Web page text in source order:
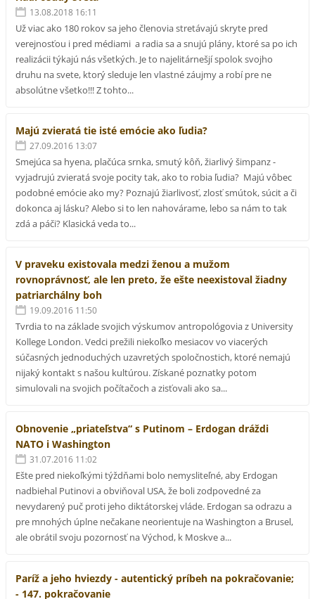
13.08.2018 16:11
Už viac ako 180 rokov sa jeho členovia stretávajú skryte pred
verejnosťou i pred médiami a radia sa a snujú plány, ktoré sa po ich
realizácii týkajú nás všetkých. Je to najelitárnešjí spolok svojho
druhu na svete, ktorý sleduje len vlastné záujmy a robí pre ne
absolútne všetko!!! Z tohto...
Majú zvieratá tie isté emócie ako ľudia?
27.09.2016 13:07
Smejúca sa hyena, plačúca srnka, smutý kôň, žiarlivý šimpanz -
vyjadrujú zvieratá svoje pocity tak, ako to robia ľudia? Majú vôbec
podobné emócie ako my? Poznajú žiarlivosť, zlosť smútok, súcit a či
dokonca aj lásku? Alebo si to len nahovárame, lebo sa nám to tak
zdá a páči? Klasická veda to...
V praveku existovala medzi ženou a mužom
rovnoprávnosť, ale len preto, že ešte neexistoval žiadny
patriarchálny boh
19.09.2016 11:50
Tvrdia to na základe svojich výskumov antropológovia z University
Kollege London. Vedci prežili niekoľko mesiacov vo viacerých
súčasných jednoduchých uzavretých spoločnostich, ktoré nemajú
nijaký kontakt s našou kultúrou. Získané poznatky potom
simulovali na svojich počítačoch a zisťovali ako sa...
Obnovenie „priateľstva“ s Putinom – Erdogan dráždi
NATO i Washington
31.07.2016 11:02
Ešte pred niekoľkými týždňami bolo nemysliteľné, aby Erdogan
nadbiehal Putinovi a obviňoval USA, že boli zodpovedné za
nevydarený puč proti jeho diktátorskej vláde. Erdogan sa odrazu a
pre mnohých úplne nečakane neorientuje na Washington a Brusel,
ale obrátil svoju pozornosť na Východ, k Moskve a...
Paríž a jeho hviezdy - autentický príbeh na pokračovanie;
- 147. pokračovanie